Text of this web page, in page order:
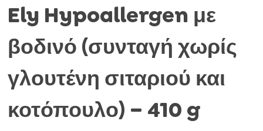
Ely Hypoallergen με
βοδινό (συνταγή χωρίς
γλουτένη σιταριού και
κοτόπουλο) – 410 g